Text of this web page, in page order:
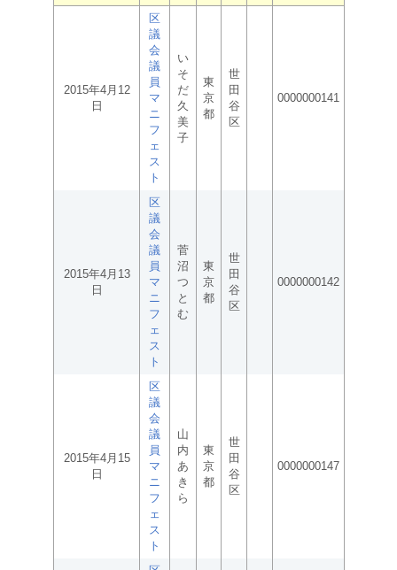
2015年4月12
日
区
議
会
議
員
マ
ニ
フ
ェ
ス
ト
い
そ
だ
久
美
子
東
京
都
世
田
谷
区
0000000141
2015年4月13
日
区
議
会
議
員
マ
ニ
フ
ェ
ス
ト
菅
沼
つ
と
む
東
京
都
世
田
谷
区
0000000142
2015年4月15
日
区
議
会
議
員
マ
ニ
フ
ェ
ス
ト
山
内
あ
き
ら
東
京
都
世
田
谷
区
0000000147